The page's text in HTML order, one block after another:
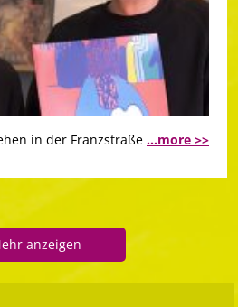
in der Franzstraße ...more >>
anzeigen